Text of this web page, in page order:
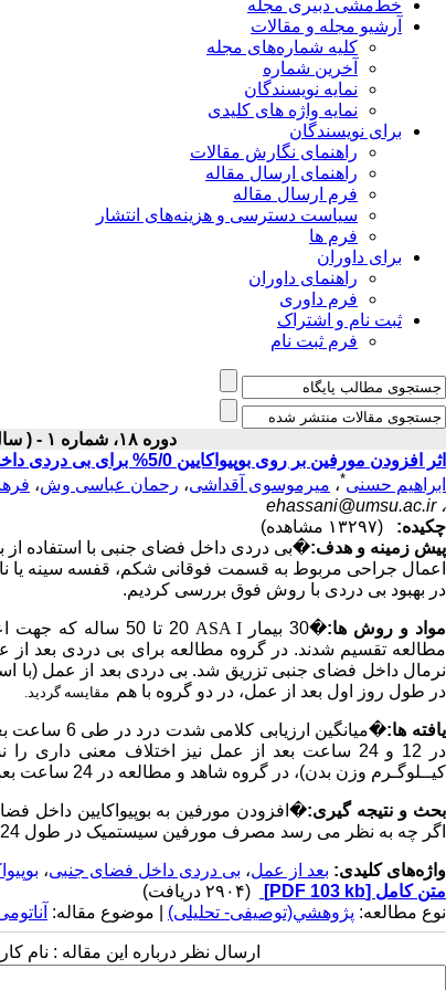
خط‌مشی دبیری مجله
آرشیو مجله و مقالات
کلیه شماره‌های مجله
آخرین شماره
نمایه نویسندگان
نمایه واژه های کلیدی
برای نویسندگان
راهنمای نگارش مقالات
راهنمای ارسال مقاله
فرم ارسال مقاله
سیاست دسترسی و هزینه‌های انتشار
فرم ها
برای داوران
راهنمای داوران
فرم داوری
ثبت نام و اشتراک
فرم ثبت نام
دوره ۱۸، شماره ۱ - ( سال هیجدهم شماره ۱ بهار ۱۳۸۶ )
اثر افزودن مورفین بر روی بوپیواکایین 5/0% برای بی دردی داخل فضای جنبی بعد از اعمال جراحی کلیه
ابراهیم حسنی*، میرموسوی آقداشی، رحمان عباسی وش،
،ehassani@umsu.ac.ir
چکیده:
(۱۳۲۹۷ مشاهده)
پیش زمینه و هدف:�بی دردی داخل فضای جنبی با استفاده
اعمال جراحی مربوط به قسمت فوقانی شکم، قفسه سینه یا
در بهبود بی دردی با روش فوق بررسی کردیم.
مواد و روش ها:�30 بیمار ASA I
20 تا 50 ساله
نرمال داخل فضای جنبی تزریق شد. بی دردی بعد از عمل (با
در طول روز اول بعد از عمل، در دو گروه با هم مقایسه گردید.
یافته ها:�میانگین ارزیابی کلامی شدت درد در طی 6 ساعت بعد از عمل در گروه شاهد و مطالعه به ترتیب 26/2 و 53/1 بود (
در 12 و 24 ساعت بعد از عمل نیز اختلاف معنی داری را نشان می دهند.
کیــلوگـرم وزن بدن)، در گروه شاهد و مطالعه در 24 ساعت بعد از عمل به ترتیب 033/0
بحث و نتیجه گیری:�
اگر چه به نظر می رسد مصرف مورفین سیستمیک در طول 24 ساعت اول بعد از عمل، تغییری نمی کند.
واژه‌های کلیدی: بعد از عمل، بی دردی داخل فضای جنبی،
متن کامل [PDF 103 kb]
(۲۹۰۴ دریافت)
نوع مطالعه: پژوهشي(توصیفی- تحلیلی) | موضوع مقاله:
ارسال نظر درباره این مقاله : نام